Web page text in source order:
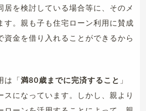
居を検討している場合等に、そのメ
す。親も子も住宅ローン利用に賛成
資金を借り入れることができるから
は「満80歳までに完済すること 」
スになっています。しかし、親より